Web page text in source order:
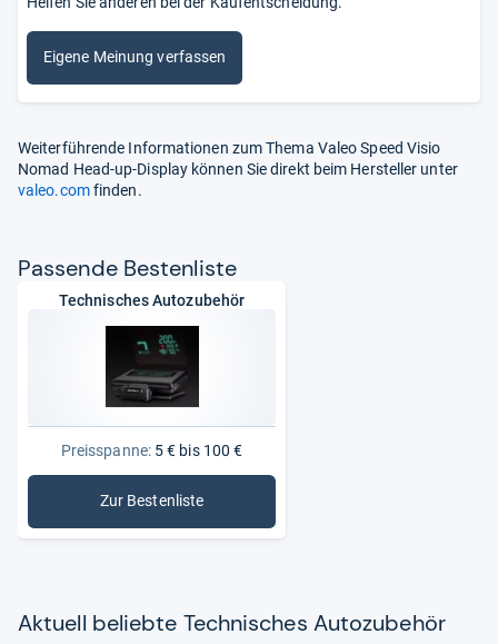
Eigene Meinung verfassen
Weiterführende Informationen zum Thema Valeo Speed Visio
Nomad Head-up-Display können Sie direkt beim Hersteller unter
valeo.comfinden.
Pas­sende Bes­ten­liste
Technisches Autozubehör
Preisspanne:5 € bis 100 €
Zur Bestenliste: Technisches Autozubehör
Aktu­ell beliebte Tech­ni­sches Auto­zu­be­hör